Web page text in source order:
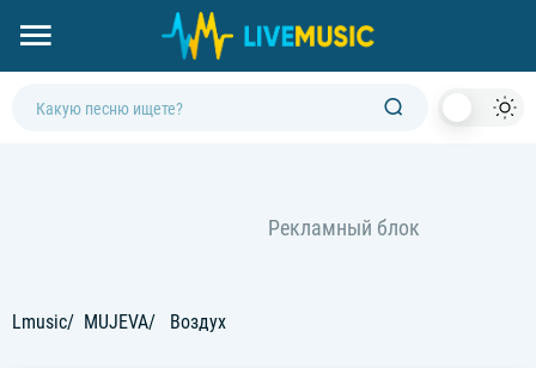
Lmusic MUJEVA Воздух